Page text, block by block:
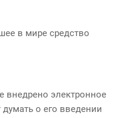
в мире средство
внедрено электронное
думать о его введении